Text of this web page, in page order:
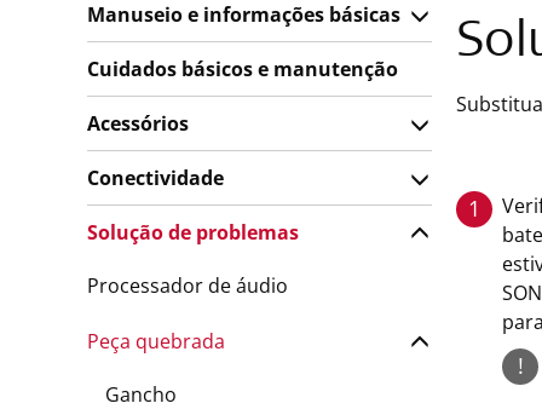
1
!
Manuseio e informações básicas
Cuidados básicos e manutenção
Acessórios
Conectividade
Solução de problemas
Processador de áudio
Peça quebrada
Gancho